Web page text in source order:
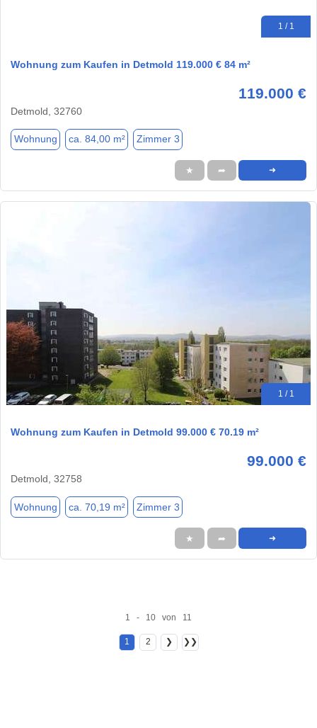
1 / 1
Wohnung zum Kaufen in Detmold 119.000 € 84 m²
119.000 €
Detmold, 32760
Wohnung ca. 84,00 m² Zimmer 3
★ ➦ ➜
1 / 1
Wohnung zum Kaufen in Detmold 99.000 € 70.19 m²
99.000 €
Detmold, 32758
Wohnung ca. 70,19 m² Zimmer 3
★ ➦ ➜
1 - 10 von 11
1 2 ❯ ❯❯